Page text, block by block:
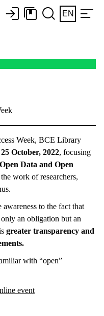
EN
Week, BCE Library
25 October, 2022, focusing
Open Data and Open
work of researchers,
to the fact that
an obligation but an
greater transparency and
with “open”
event